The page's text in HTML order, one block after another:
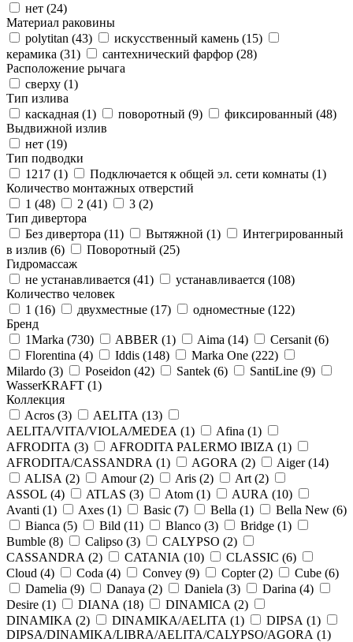
нет (24)
Материал раковины
polytitan (43) искусственный камень (15)
керамика (31) сантехнический фарфор (28)
Расположение рычага
сверху (1)
Тип излива
каскадная (1) поворотный (9) фиксированный (48)
Выдвижной излив
нет (19)
Тип подводки
1217 (1) Подключается к общей эл. сети комнаты (1)
Количество монтажных отверстий
1 (48) 2 (41) 3 (2)
Тип дивертора
Без дивертора (11) Вытяжной (1)
Интегрированный
в излив (6) Поворотный (25)
Гидромассаж
не устанавливается (41) устанавливается (108)
Количество человек
1 (16) двухместные (17) одноместные (122)
Бренд
1Marka (730) ABBER (1) Aima (14) Cersanit (6)
Florentina (4) Iddis (148) Marka One (222)
Milardo (3) Poseidon (42) Santek (6) SantiLine (9)
WasserKRAFT (1)
Коллекция
Acros (3) AELITA (13)
AELITA/VITA/VIOLA/MEDEA (1) Afina (1)
AFRODITA (3) AFRODITA PALERMO IBIZA (1)
AFRODITA/CASSANDRA (1) AGORA (2) Aiger (14)
ALISA (2) Amour (2) Aris (2) Art (2)
ASSOL (4) ATLAS (3) Atom (1) AURA (10)
Avanti (1) Axes (1) Basic (7) Bella (1) Bella New (6)
Bianca (5) Bild (11) Blanco (3) Bridge (1)
Bumble (8) Calipso (3) CALYPSO (2)
CASSANDRA (2) CATANIA (10) CLASSIC (6)
Cloud (4) Coda (4) Convey (9) Copter (2) Cube (6)
Damelia (9) Danaya (2) Daniela (3) Darina (4)
Desire (1) DIANA (18) DINAMICA (2)
DINAMIKA (2) DINAMIKA/AELITA (1) DIPSA (1)
DIPSA/DINAMIKA/LIBRA/AELITA/CALYPSO/AGORA (1)